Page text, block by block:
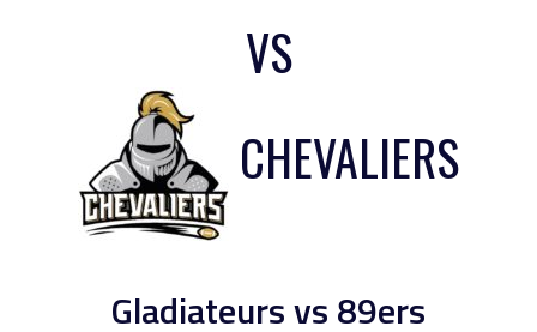
VS
CHEVALIERS
Gladiateurs vs 89ers